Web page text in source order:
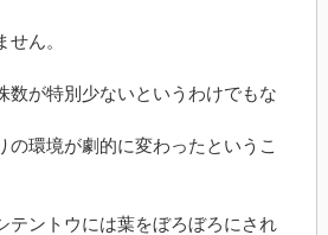
ん。
数が特別少ないというわけでもな
の環境が劇的に変わったというこ
テントウには葉をぼろぼろにされ